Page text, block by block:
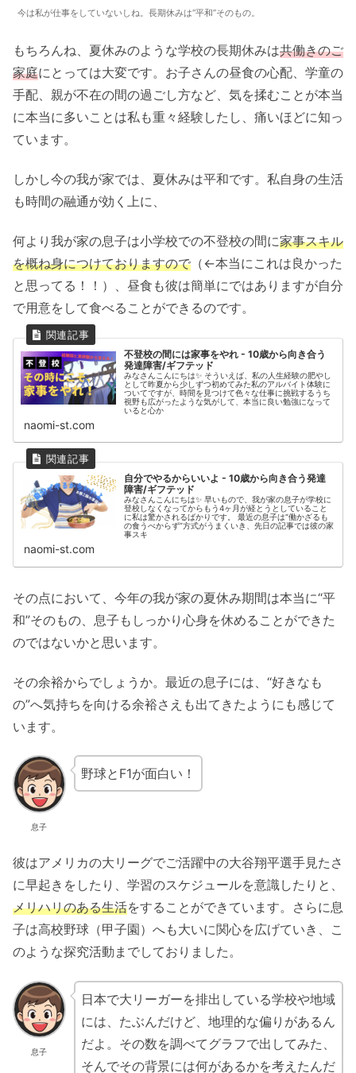
今は私が仕事をしていないしね。長期休みは“平和”そのもの。
もちろんね、夏休みのような学校の長期休みは共働きのご
家庭にとっては大変です。お子さんの昼食の心配、学童の
手配、親が不在の間の過ごし方など、気を揉むことが本当
に本当に多いことは私も重々経験したし、痛いほどに知っ
ています。
しかし今の我が家では、夏休みは平和です。私自身の生活
も時間の融通が効く上に、
何より我が家の息子は小学校での不登校の間に家事スキル
を概ね身につけておりますので （←本当にこれは良かった
と思ってる！！）、昼食も彼は簡単にではありますが自分
で用意をして食べることができるのです。
不登校の間には家事をやれ - 10歳から向き合う
発達障害/ギフテッド
みなさんこんにちは✨ そういえば、私の人生経験の肥やし
として昨夏から少しずつ初めてみた私のアルバイト体験に
ついてですが、時間を見つけて色々な仕事に挑戦するうち
視野も広がったような気がして、本当に良い勉強になって
いると心か
naomi-st.com
自分でやるからいいよ - 10歳から向き合う発達
障害/ギフテッド
みなさんこんにちは✨ 早いもので、我が家の息子が学校に
登校しなくなってからもう4ヶ月が経とうとしていること
に私は驚かされるばかりです。 最近の息子は“働かざるも
の食うべからず”方式がうまくいき、先日の記事では彼の家
事スキ
naomi-st.com
その点において、今年の我が家の夏休み期間は本当に“平
和”そのもの、息子もしっかり心身を休めることができた
のではないかと思います。
その余裕からでしょうか。最近の息子には、“好きなも
の”へ気持ちを向ける余裕さえも出てきたようにも感じて
います。
息子
野球とF1が面白い！
彼はアメリカの大リーグでご活躍中の大谷翔平選手見たさ
に早起きをしたり、学習のスケジュールを意識したりと、
メリハリのある生活をすることができています。さらに息
子は高校野球（甲子園）へも大いに関心を広げていき、こ
のような探究活動までしておりました。
息子
日本で大リーガーを排出している学校や地域
には、たぶんだけど、地理的な偏りがあるん
だよ。その数を調べてグラフで出してみた、
そんでその背景には何があるかを考えたんだ